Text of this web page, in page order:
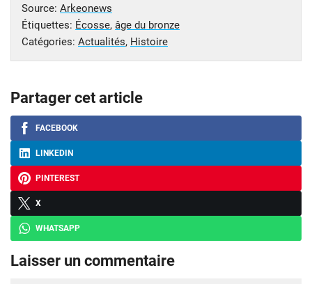
Source: Arkeonews
Étiquettes: Écosse, âge du bronze
Catégories: Actualités, Histoire
Partager cet article
FACEBOOK
LINKEDIN
PINTEREST
X
WHATSAPP
Laisser un commentaire